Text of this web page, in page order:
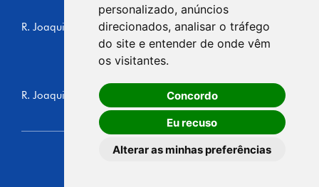
personalizado, anúncios
direcionados, analisar o tráfego
do site e entender de onde vêm
os visitantes.
Concordo
Eu recuso
Alterar as minhas preferências
CENTRO ADMINISTRATIVO
R. Joaquim das Neves, 211 - Vila Caldas, Carapicuíba/SP
CEP: 06310-030, Brasil
Telefone: 4164-5500
GABINETE DO PREFEITO
R. Joaquim das Neves, 205 - Vila Caldas, Carapicuíba/SP
CEP: 06310-030, Brasil